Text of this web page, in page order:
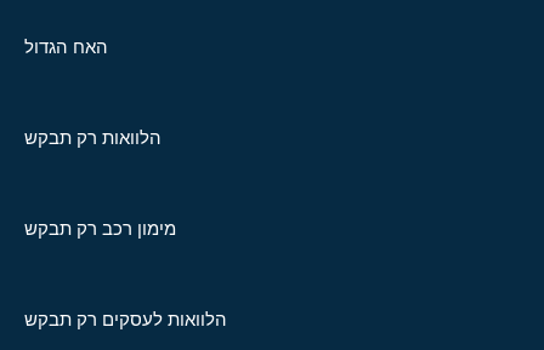
האח הגדול
הלוואות רק תבקש
מימון רכב רק תבקש
הלוואות לעסקים רק תבקש